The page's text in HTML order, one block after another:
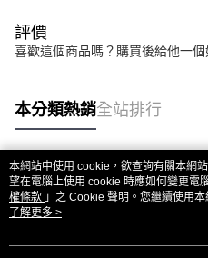
評價
喜歡這個商品嗎？購買後給他一
本分類熱銷全站排行
熱門標籤
本網站中使用 cookie，欲查詢有關本網
望在電腦上使用 cookie 時應如何變更電
權條款 」之 Cookie 聲明。您繼續使用
用條款之 Cookie 聲明使用 cookie。
了解更多 >